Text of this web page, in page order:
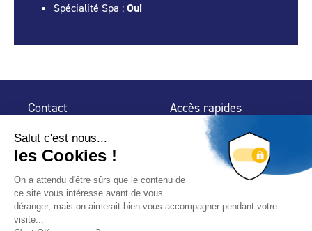
Spécialité Spa : Oui
Contact
32 rue de Mogador
75 009 Paris
Accès rapides
Espace Presse
Trouver un
professionnel